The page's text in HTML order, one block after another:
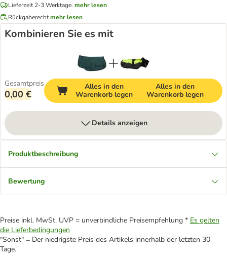
Lieferzeit 2-3 Werktage. mehr lesen
Rückgaberechtmehr lesen
Kombinieren Sie es mit
Gesamtpreis
0,00 €
Alles in den
Warenkorb legen
Alles in den
Warenkorb legen
Details anzeigen
Produktbeschreibung
Bewertung
Preise inkl. MwSt. UVP = unverbindliche Preisempfehlung * Es gelten
die Lieferbedingungen
"Sonst" = Der niedrigste Preis des Artikels innerhalb der letzten 30
Tage.